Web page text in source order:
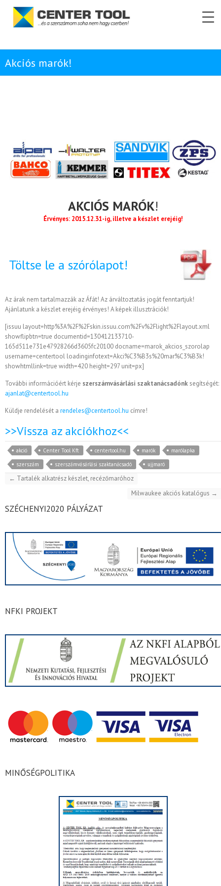
Akciós marók!
AKCIÓS MARÓK!
Érvényes: 2015.12.31-ig, illetve a készlet erejéig!
Töltse le a szórólapot!
Az árak nem tartalmazzák az Áfát! Az árváltoztatás jogát fenntartjuk!
Ajánlatunk a készlet erejéig érvényes! A képek illusztrációk!
[issuu layout=http%3A%2F%2Fskin.issuu.com%2Fv%2Flight%2Flayout.xml
showflipbtn=true documentid=130412133710-
165d511e731e47928266d3605fc20100 docname=marok_akcios_szorolap
username=centertool loadinginfotext=Akci%C3%B3s%20mar%C3%B3k!
showhtmllink=true width=420 height=297 unit=px]
További információért kérje szerszámvásárlási szaktanácsadónk segítségét:
ajanlat@centertool.hu
Küldje rendelését a rendeles@centertool.hu címre!
>>Vissza az akciókhoz<<
akció Center Tool Kft centertool.hu marók
marólapka
szerszám
szerszámvásárlási szaktanácsadó ujjmaró
← Tartalék alkatrész készlet, recézőmaróhoz
Milwaukee akciós katalógus →
SZÉCHENYI2020 PÁLYÁZAT
NFKI PROJEKT
MINŐSÉGPOLITIKA